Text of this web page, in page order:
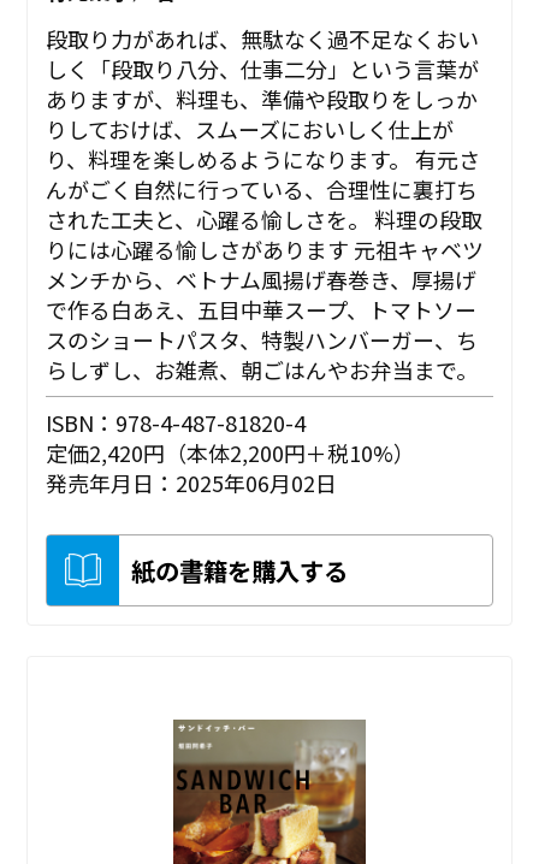
段取り力があれば、無駄なく過不足なくおい
しく「段取り八分、仕事二分」という言葉が
ありますが、料理も、準備や段取りをしっか
りしておけば、スムーズにおいしく仕上が
り、料理を楽しめるようになります。 有元さ
んがごく自然に行っている、合理性に裏打ち
された工夫と、心躍る愉しさを。 ――料理の段取
りには心躍る愉しさがあります 元祖キャベツ
メンチから、ベトナム風揚げ春巻き、厚揚げ
で作る白あえ、五目中華スープ、トマトソー
スのショートパスタ、特製ハンバーガー、ち
らしずし、お雑煮、朝ごはんやお弁当まで。
ISBN：978-4-487-81820-4
定価2,420円（本体2,200円＋税10%）
発売年月日：2025年06月02日
紙の書籍を購入する